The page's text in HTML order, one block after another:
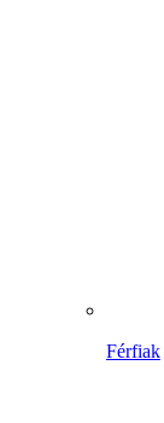
Férfiak